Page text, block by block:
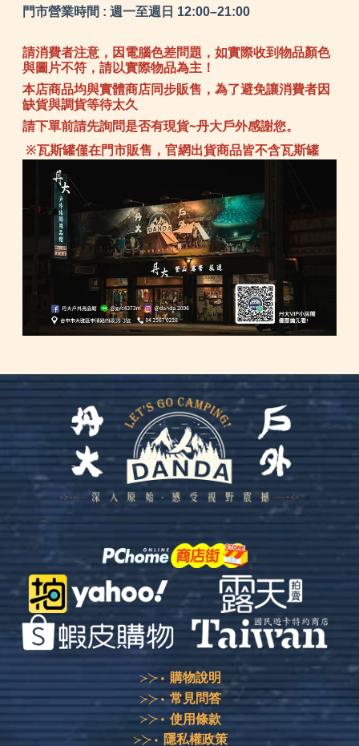
門市營業時間 : 週一至週日 12:00–21:00
請消費者注意，因電腦色差問題，如實際收到物品顏色
與圖片不符，請以實際物品為主！
本店商品均與實體商店同步販售，為了避免讓消費者因
缺貨與調貨等待太久
請下單前請先詢問是否有現貨~丹大戶外感謝您。
※瓦斯罐僅在門市販售，官網出貨商品皆不含瓦斯罐
購物說明
常見問答
使用條款
隱私權政策